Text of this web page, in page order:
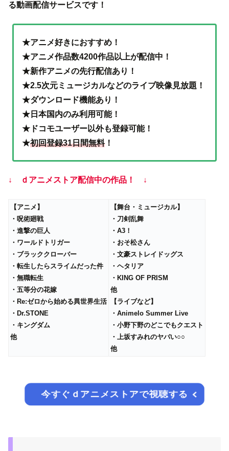
る動画配信サービスです！
★アニメ好きにおすすめ！
★アニメ作品数4200作品以上が配信中！
★新作アニメの先行配信あり！
★2.5次元ミュージカルなどのライブ映像見放題！
★ダウンロード機能あり！
★日本国内のみ利用可能！
★ドコモユーザー以外も登録可能！
★初回登録31日間無料！
↓ ｄアニメストア配信中の作品！ ↓
【アニメ】
・呪術廻戦
・進撃の巨人
・ワールドトリガー
・ブラッククローバー
・転生したらスライムだった件
・無職転生
・五等分の花嫁
・Re:ゼロから始める異世界生活
・Dr.STONE
・キングダム
他
【舞台・ミュージカル】
・刀剣乱舞
・A3！
・おそ松さん
・文豪ストレイドッグス
・ヘタリア
・KING OF PRISM
他
【ライブなど】
・Animelo Summer Live
・小野下野のどこでもクエスト
・上坂すみれのヤバい○○
他
今すぐｄアニメストアで視聴する